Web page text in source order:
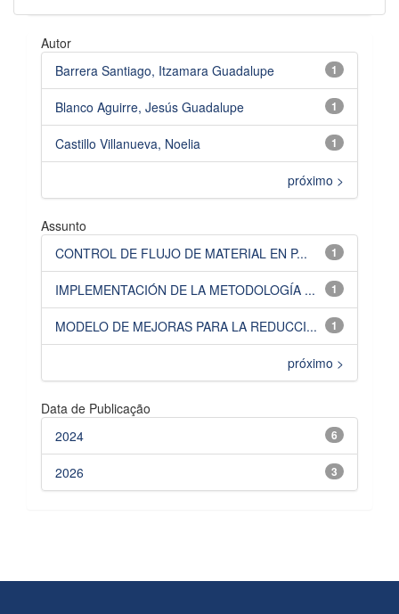
Autor
1
Barrera Santiago, Itzamara Guadalupe
1
Blanco Aguirre, Jesús Guadalupe
1
Castillo Villanueva, Noelia
próximo >
Assunto
1
CONTROL DE FLUJO DE MATERIAL EN P...
1
IMPLEMENTACIÓN DE LA METODOLOGÍA ...
1
MODELO DE MEJORAS PARA LA REDUCCI...
próximo >
Data de Publicação
6
2024
3
2026